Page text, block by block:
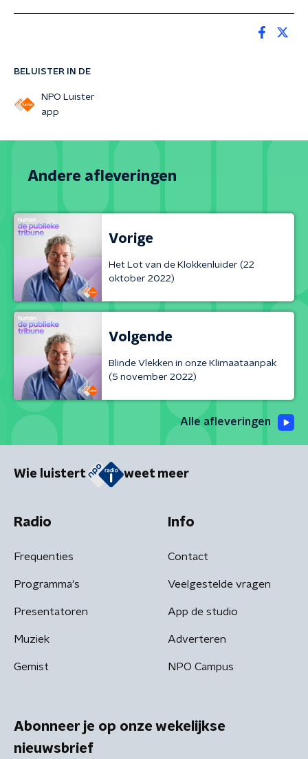
BELUISTER IN DE
NPO Luister
app
Andere afleveringen
Vorige
Het Lot van de Klokkenluider (22
oktober 2022)
Volgende
Blinde Vlekken in onze Klimaataanpak
(5 november 2022)
Alle afleveringen
Wie luistert weet meer
Radio
Frequenties
Programma's
Presentatoren
Muziek
Gemist
Info
Contact
Veelgestelde vragen
App de studio
Adverteren
NPO Campus
Abonneer je op onze wekelijkse
nieuwsbrief